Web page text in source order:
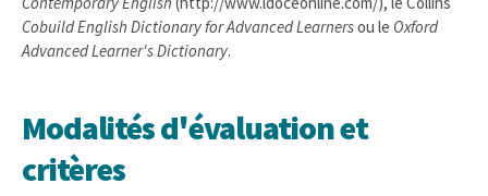
Cobuild English Dictionary for Advanced Learnersou le Oxford
Advanced Learner's Dictionary.
Modalités d'évaluation et
critères